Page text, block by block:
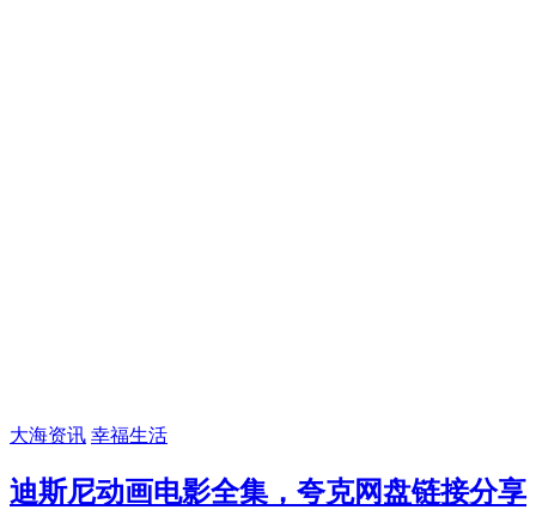
大海资讯 幸福生活
迪斯尼动画电影全集，夸克网盘链接分享